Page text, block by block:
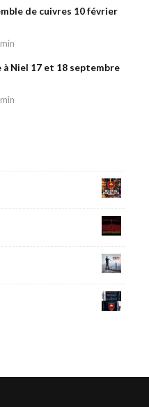
de cuivres 10 février
Niel 17 et 18 septembre